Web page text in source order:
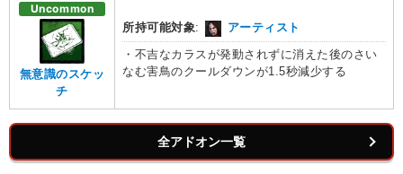
Uncommon
無意識のスケッ
チ
所持可能対象:
アーティスト
・不吉なカラスが発動されずに消えた後のさい
なむ害鳥のクールダウンが1.5秒減少する
全アドオン一覧